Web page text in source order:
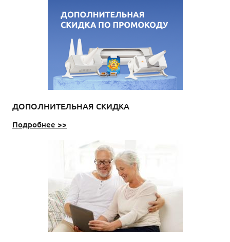
ДОПОЛНИТЕЛЬНАЯ СКИДКА
Подробнее >>